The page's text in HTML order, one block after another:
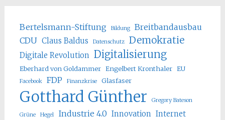
Bertelsmann-Stiftung Bildung
Breitbandausbau
CDU Claus Baldus Datenschutz Demokratie
Digitale Revolution Digitalisierung
Eberhard von Goldammer Engelbert Kronthaler EU
Facebook FDP Finanzkrise Glasfaser
Gotthard Günther Gregory Bateson
Grüne Hegel Industrie 4.0 Innovation Internet